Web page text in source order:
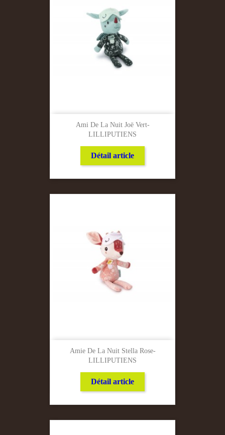
Ami De La Nuit Joë Vert-
LILLIPUTIENS
Détail article
Amie De La Nuit Stella Rose-
LILLIPUTIENS
Détail article